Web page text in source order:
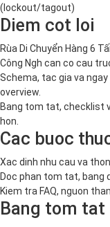
(lockout/tagout)
Diem cot loi
Rùa Di Chuyển Hàng 6
Công Ngh can co cau
Schema, tac gia va
overview.
Bang tom tat, checklist
hon.
Cac buoc
Xac dinh nhu cau va
Doc phan tom tat, bang
Kiem tra FAQ, nguon
Bang tom tat